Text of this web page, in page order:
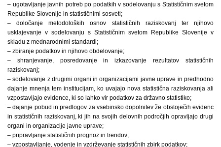
– ugotavljanje javnih potreb po podatkih v sodelovanju s Statističnim svetom
Republike Slovenije in statističnimi sosveti;
– določanje metodoloških osnov statističnih raziskovanj ter njihovo
usklajevanje v sodelovanju s Statističnim svetom Republike Slovenije v
skladu z mednarodnimi standardi;
– zbiranje podatkov in njihovo obdelovanje;
– shranjevanje, posredovanje in izkazovanje rezultatov statističnih
raziskovanj;
– sodelovanje z drugimi organi in organizacijami javne uprave in predhodno
dajanje mnenja tem institucijam, ko uvajajo nova statistična raziskovanja ali
vzpostavljajo evidence, ki so lahko vir podatkov za državno statistiko;
– dajanje pobud in predlogov za vsebinsko dopolnitev že obstoječih evidenc
in statističnih raziskovanj, ki jih na svojih delovnih področjih opravljajo drugi
organi in organizacije javne uprave;
– pripravljanje statističnih prognoz in trendov;
– vzpostavljanje, vodenje in vzdrževanje statističnih zbirk podatkov;